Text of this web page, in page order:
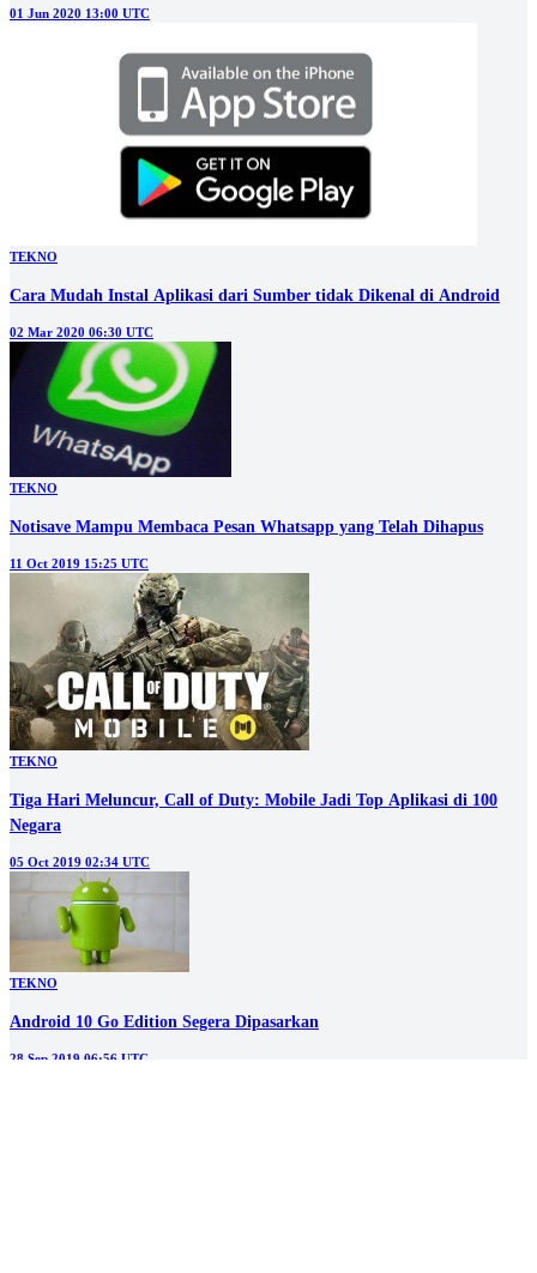
01 Jun 2020 13:00 UTC
TEKNO
Cara Mudah Instal Aplikasi dari Sumber tidak Dikenal di Android
02 Mar 2020 06:30 UTC
TEKNO
Notisave Mampu Membaca Pesan Whatsapp yang Telah Dihapus
11 Oct 2019 15:25 UTC
TEKNO
Tiga Hari Meluncur, Call of Duty: Mobile Jadi Top Aplikasi di 100
Negara
05 Oct 2019 02:34 UTC
TEKNO
Android 10 Go Edition Segera Dipasarkan
28 Sep 2019 06:56 UTC